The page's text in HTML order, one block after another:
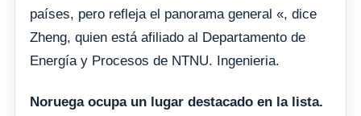
países, pero refleja el panorama general «, dice
Zheng, quien está afiliado al Departamento de
Energía y Procesos de NTNU. Ingenieria.
Noruega ocupa un lugar destacado en la lista.